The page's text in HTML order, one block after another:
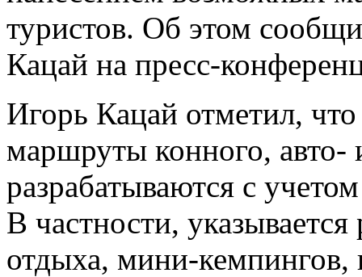
туристов. Об этом
Кацай на пресс-
Игорь Кацай отметил,
маршруты конного, авто-
разрабатываются с
В частности,
отдыха, мини-кемпингов,